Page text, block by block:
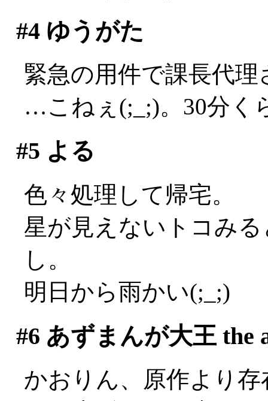
#4ゆうがた
緊急の用件で課長代
…こねぇ(;_;)。30分く
#5 よる
色々処理して帰宅。
星が見えないトコみ
し。
明日から雨かい(;_;)
#6 あずまんが大王 the
かおりん、原作より